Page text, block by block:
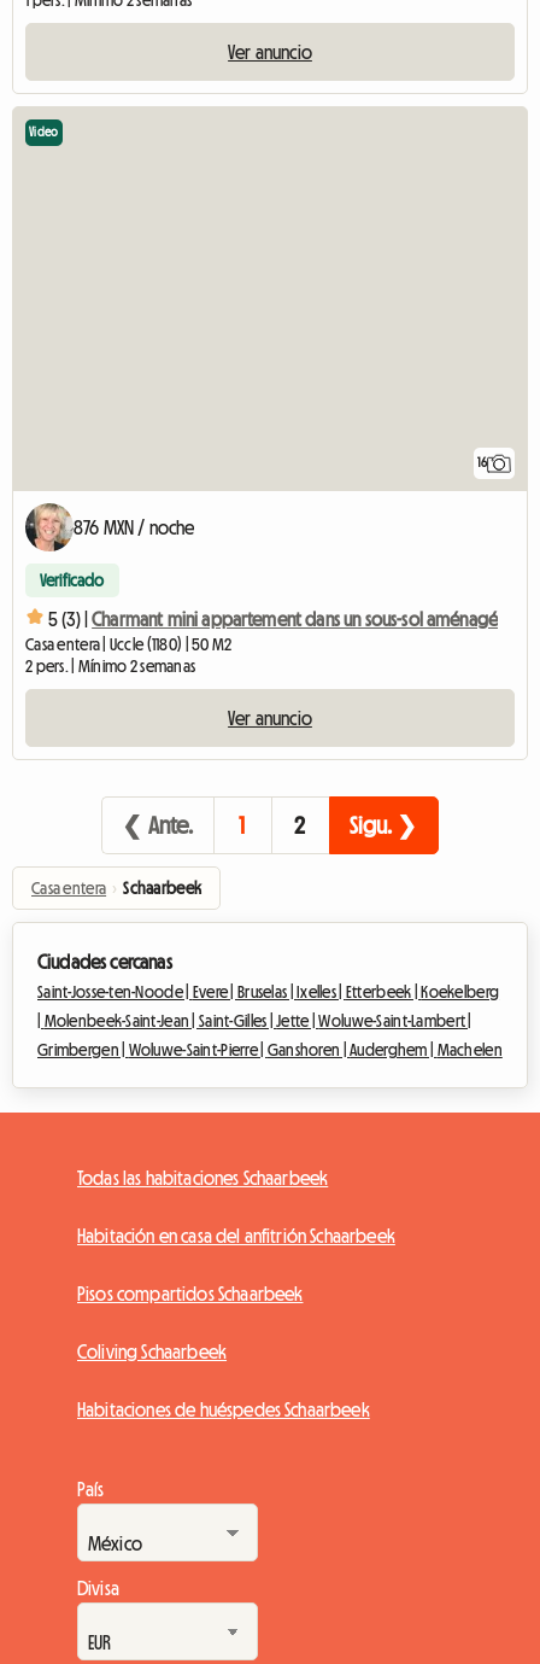
Ver anuncio
16
Video
876 MXN / noche
Verificado
5 (3) | Charmant mini appartement dans un sous-sol aménagé
Casa entera | Uccle (1180) | 50 M2
2 pers. | Mínimo 2 semanas
Ver anuncio
❮ Ante. 1 2 Sigu. ❯
Casa entera › Schaarbeek
Ciudades cercanas
Saint-Josse-ten-Noode | Evere | Bruselas | Ixelles | Etterbeek |
Koekelberg
Molenbeek-Saint-Jean |Saint-Gilles |Jette |Woluwe-Saint-Lambert |
Grimbergen | Woluwe-Saint-Pierre | Ganshoren |Auderghem | Machelen
Todas las habitaciones Schaarbeek
Habitación en casa del anfitrión Schaarbeek
Pisos compartidos Schaarbeek
Coliving Schaarbeek
Habitaciones de huéspedes Schaarbeek
País
Divisa